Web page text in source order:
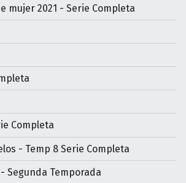
mujer 2021 - Serie Completa
Completa
- Temp 8 Serie Completa
Segunda Temporada